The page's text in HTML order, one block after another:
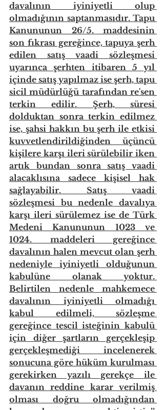
davalının iyiniyetli olup
olmadığının saptanmasıdır. Tapu
Kanununun 26/5. maddesinin
son fıkrası gereğince, tapuya şerh
edilen satış vaadi sözleşmesi
uyarınca şerhten itibaren 5 yıl
içinde satış yapılmaz ise şerh, tapu
sicil müdürlüğü tarafından re'sen
terkin edilir. Şerh, süresi
dolduktan sonra terkin edilmez
ise, şahsi hakkın bu şerh ile etkisi
kuvvetlendirildiğinden üçüncü
kişilere karşı ileri sürülebilir iken
artık bundan sonra satış vaadi
alacaklısına sadece kişisel hak
sağlayabilir. Satış vaadi
sözleşmesi bu nedenle davalıya
karşı ileri sürülemez ise de Türk
Medeni Kanununun 1023 ve
1024. maddeleri gereğince
davalının halen mevcut olan şerh
nedeniyle iyiniyetli olduğunun
kabulüne olanak yoktur.
Belirtilen nedenle mahkemece
davalının iyiniyetli olmadığı
kabul edilmeli, sözleşme
gereğince tescil isteğinin kabulü
için diğer şartların gerçekleşip
gerçekleşmediği incelenerek
sonucuna göre hüküm kurulması
gerekirken yazılı gerekçe ile
davanın reddine karar verilmiş
olması doğru olmadığından